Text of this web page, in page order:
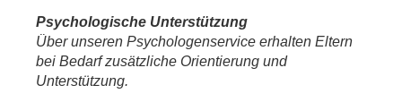
Psychologische Unterstützung
Über unseren Psychologenservice erhalten Eltern
bei Bedarf zusätzliche Orientierung und
Unterstützung.